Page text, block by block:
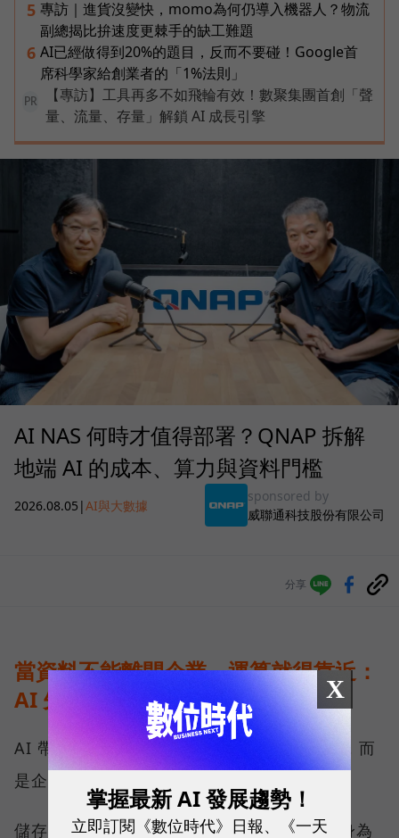
5 專訪｜進貨沒變快，momo為何仍導入機器人？物流
副總揭比拚速度更棘手的缺工難題
6 AI已經做得到20%的題目，反而不要碰！Google首
席科學家給創業者的「1%法則」
PR
【專訪】工具再多不如飛輪有效！數聚集團首創「聲
量、流量、存量」解鎖 AI 成長引擎
AI NAS 何時才值得部署？QNAP 拆解
地端 AI 的成本、算力與資料門檻
2026.08.05 |AI與大數據
sponsored by
威聯通科技股份有限公司
分享
當資料不能離開企業，運算就得靠近：
AI 先改寫儲存架構
AI 帶來的第一個變化，不只是運算能力提高，而
是企業必須重新決定資料放在哪裡。
儲存架構大致分為雲端與地端兩塊，QNAP 身為
X
掌握最新 AI 發展趨勢！
立即訂閱《數位時代》日報、《一天